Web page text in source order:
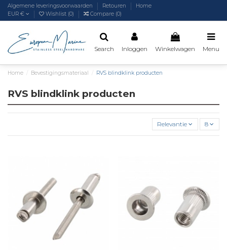
Algemene leveringsvoorwaarden Retouren
Home
EUR €
Wishlist (0) Compare (0)
Search Inloggen Winkelwagen Menu
Home Bevestigingsmateriaal RVS blindklink producten
RVS blindklink producten
Relevantie 8